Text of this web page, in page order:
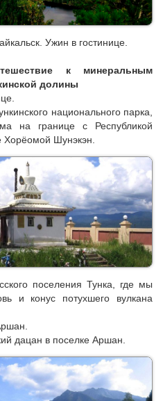
к минеральным
долины
национального парка,
на границе с Республикой
Хорёомой Шунэкэн.
поселения Тунка, где мы